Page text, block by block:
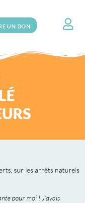
UN DON
sur les arrêts naturels
pour moi ! J’avais